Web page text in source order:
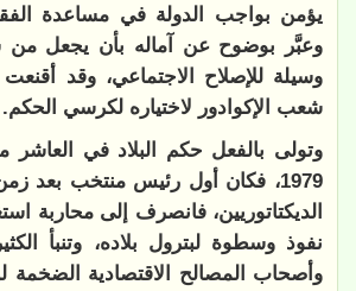
يؤمن بواجب الدولة في مساعدة
وعبَّر بوضوح عن آماله بأن يجعل من
وسيلة للإصلاح الاجتماعي، وقد أقنعت
شعب الإكوادور لاختياره لكرسي الحكم.
وتولى بالفعل حكم البلاد في
1979، فكان أول رئيس منتخب
الديكتاتوريين، فانصرف إلى محاربة
نفوذ وسطوة لبترول بلاده، وتنبأ
وأصحاب المصالح الاقتصادية الضخمة